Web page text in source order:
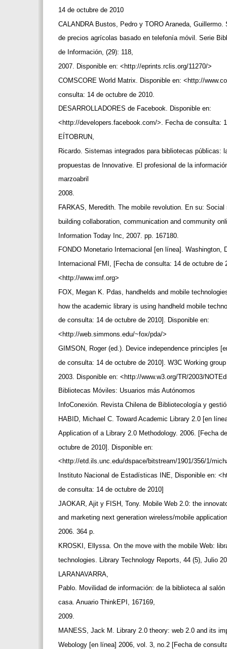
14 de octubre de 2010
CALANDRA Bustos, Pedro y TORO Araneda,
de precios agrícolas basado en telefonía móvil. Serie
de Información, (29): 118,
2007. Disponible en: <http://eprints.rclis.org/11270/>
COMSCORE World Matrix. Disponible en: <http://
consulta: 14 de octubre de 2010.
DESARROLLADORES de Facebook. Disponible en:
<http://developers.facebook.com/>. Fecha de consulta:
EÍTOBRUN,
Ricardo. Sistemas integrados para bibliotecas públicas:
propuestas de Innovative. El profesional de la
marzoabril
2008.
FARKAS, Meredith. The mobile revolution. En su:
building collaboration, communication and community
Information Today Inc, 2007. pp. 167180.
FONDO Monetario Internacional [en línea]. Washington,
Internacional FMI, [Fecha de consulta: 14 de octubre
<http://www.imf.org>
FOX, Megan K. Pdas, handhelds and mobile
how the academic library is using handheld mobile
de consulta: 14 de octubre de 2010]. Disponible en:
<http://web.simmons.edu/~fox/pda/>
GIMSON, Roger (ed.). Device independence principles
de consulta: 14 de octubre de 2010]. W3C Working
2003. Disponible en: <http://www.w3.org/TR/2003/
Bibliotecas Móviles: Usuarios más Autónomos
InfoConexión. Revista Chilena de Bibliotecología y
HABID, Michael C. Toward Academic Library 2.0 [en
Application of a Library 2.0 Methodology. 2006. [Fecha
octubre de 2010]. Disponible en:
<http://etd.ils.unc.edu/dspace/bitstream/1901/356/1/
Instituto Nacional de Estadísticas INE, Disponible en:
de consulta: 14 de octubre de 2010]
JAOKAR, Ajit y FISH, Tony. Mobile Web 2.0: the
and marketing next generation wireless/mobile
2006. 364 p.
KROSKI, Ellyssa. On the move with the mobile Web:
technologies. Library Technology Reports, 44 (5), Julio
LARANAVARRA,
Pablo. Movilidad de información: de la biblioteca al
casa. Anuario ThinkEPI, 167169,
2009.
MANESS, Jack M. Library 2.0 theory: web 2.0 and its
Webology [en línea] 2006, vol. 3, no.2 [Fecha de